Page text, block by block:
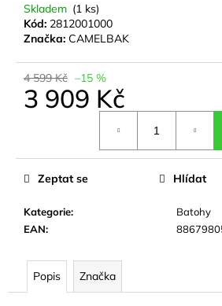
Skladem (1 ks)
Kód: 2812001000
Značka: CAMELBAK
4 599 Kč –15 %
3 909 Kč
Kategorie:
Batohy
EAN:
Zeptat se Hlídat
Popis Značka
HLEDAT
D
o
r
u
u
m